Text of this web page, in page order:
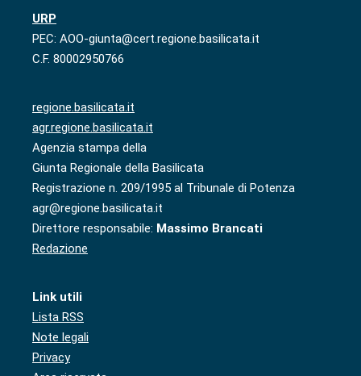
URP
PEC: AOO-giunta@cert.regione.basilicata.it
C.F. 80002950766
regione.basilicata.it
agr.regione.basilicata.it
Agenzia stampa della
Giunta Regionale della Basilicata
Registrazione n. 209/1995 al Tribunale di Potenza
agr@regione.basilicata.it
Direttore responsabile: Massimo Brancati
Redazione
Link utili
Lista RSS
Note legali
Privacy